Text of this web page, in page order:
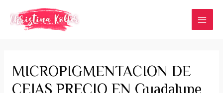
contenido
MICROPIGMENTACION DE
CEJAS PRECIO EN Guadalupe